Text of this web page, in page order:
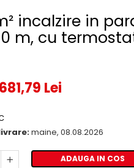
incalzire in
m, cu
681,79 Lei
maine, 08.08.2026
ADAUGA IN COS